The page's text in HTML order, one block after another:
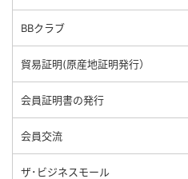
BBクラブ
貿易証明(原産地証明発行）
会員証明書の発行
会員交流
ザ･ビジネスモール